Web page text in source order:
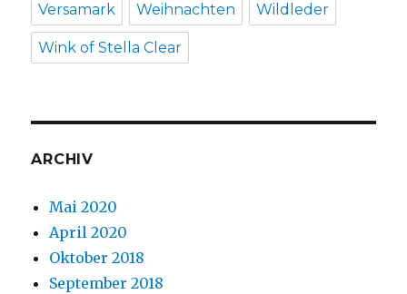
Versamark Weihnachten Wildleder
Wink of Stella Clear
ARCHIV
Mai 2020
April 2020
Oktober 2018
September 2018